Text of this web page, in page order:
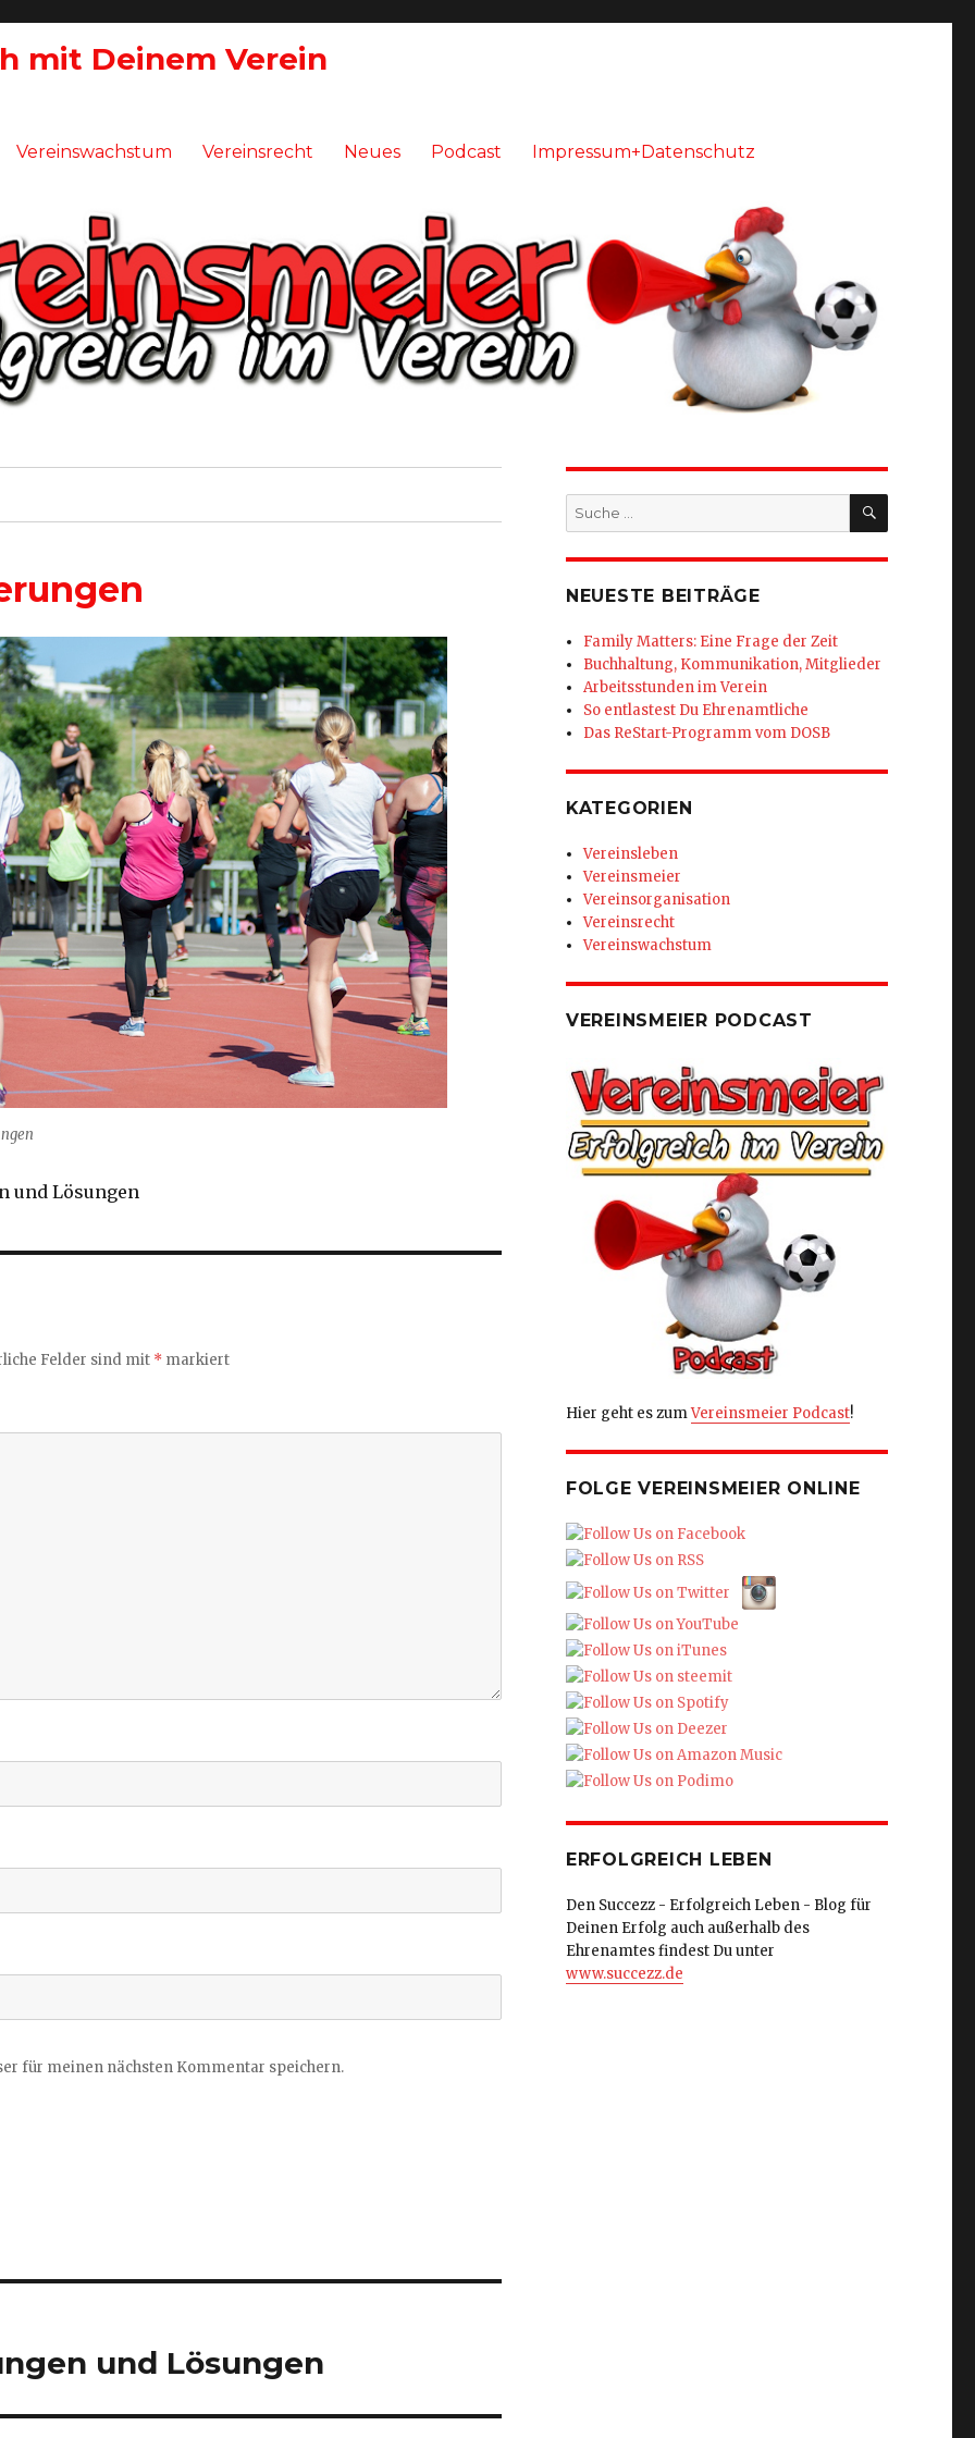
mit Deinem Verein
Vereinswachstum Vereinsrecht Neues Podcast Impressum+Datenschutz
und Lösungen
Felder sind mit * markiert
für meinen nächsten Kommentar speichern.
und Lösungen
Suche
nach:
SUCHEN
NEUESTE BEITRÄGE
Family Matters: Eine Frage der Zeit
Buchhaltung, Kommunikation, Mitglieder
Arbeitsstunden im Verein
So entlastest Du Ehrenamtliche
Das ReStart-Programm vom DOSB
KATEGORIEN
Vereinsleben
Vereinsmeier
Vereinsorganisation
Vereinsrecht
Vereinswachstum
VEREINSMEIER PODCAST
Hier geht es zumVereinsmeier Podcast!
FOLGE VEREINSMEIER ONLINE
ERFOLGREICH LEBEN
Den Succezz - Erfolgreich Leben - Blog für
Deinen Erfolg auch außerhalb des
Ehrenamtes findest Du unter
www.succezz.de